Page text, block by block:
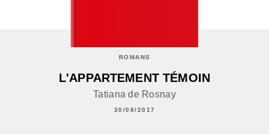
ROMANS
L'APPARTEMENT TÉMOIN
Tatiana de Rosnay
30/08/2017